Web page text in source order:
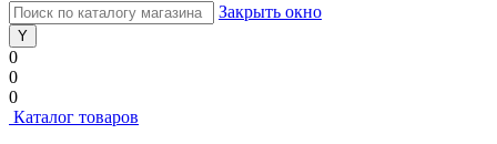
Закрыть окно
0
0
0
Каталог товаров